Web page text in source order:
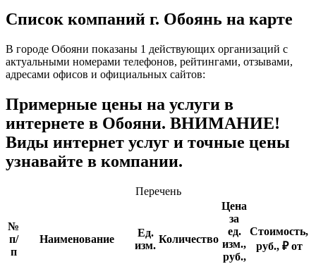
Список компаний г. Обоянь на карте
В городе Обояни показаны 1 действующих организаций с
актуальными номерами телефонов, рейтингами, отзывами,
адресами офисов и официальных сайтов:
Примерные цены на услуги в
интернете в Обояни. ВНИМАНИЕ!
Виды интернет услуг и точные цены
узнавайте в компании.
Перечень
№
п/
п
Наименование
Ед.
изм.
Количество
Цена
за
ед.
изм.,
руб.,
Стоимость,
руб., ₽ от